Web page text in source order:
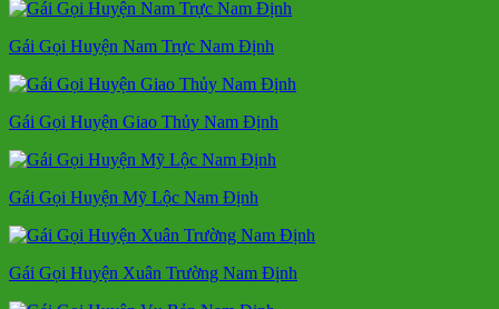
Gái Gọi Huyện Nam Trực Nam Định
Gái Gọi Huyện Giao Thủy Nam Định
Gái Gọi Huyện Mỹ Lộc Nam Định
Gái Gọi Huyện Xuân Trường Nam Định